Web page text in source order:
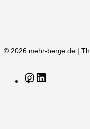
© 2026 mehr-berge.de |
Instagram